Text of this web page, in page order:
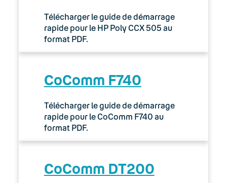
Télécharger le guide de démarrage
rapide pour le HP Poly CCX 505 au
format PDF.
CoComm F740
Télécharger le guide de démarrage
rapide pour le CoComm F740 au
format PDF.
CoComm DT200